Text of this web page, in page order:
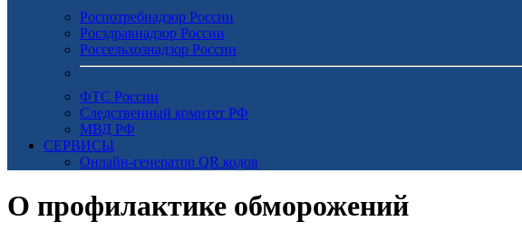
Роспотребнадзор России
Росздравнадзор России
Россельхознадзор России
ФТС России
Следственный комитет РФ
МВД РФ
СЕРВИСЫ
Онлайн-генератор QR кодов
О профилактике обморожений